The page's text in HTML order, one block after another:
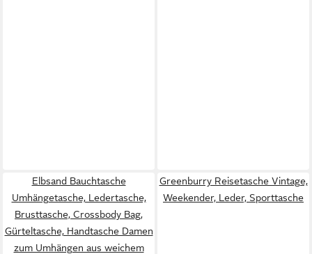
Elbsand Bauchtasche
Umhängetasche, Ledertasche,
Brusttasche, Crossbody Bag,
Gürteltasche, Handtasche Damen
zum Umhängen aus weichem
Greenburry Reisetasche Vintage,
Weekender, Leder, Sporttasche